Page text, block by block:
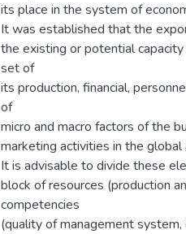
its place in the system of
It was established that the
the existing or potential
set of
its production, financial,
of
micro and macro factors of the
marketing activities in the
It is advisable to divide these
block of resources (production
competencies
(quality of management